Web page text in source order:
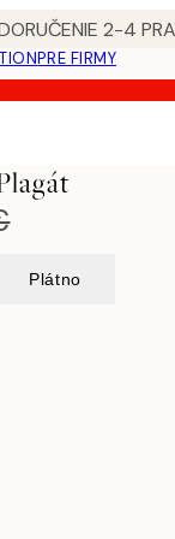
2-4
PRE FIRMY
Plátno